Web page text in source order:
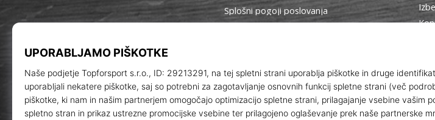
WePlayVolleyball.si
Splošni pogoji poslovanja